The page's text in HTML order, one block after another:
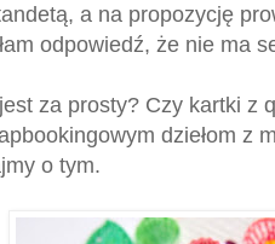
a na propozycję
odpowiedź, że nie ma
za prosty? Czy kartki z
dziełom z
o tym.